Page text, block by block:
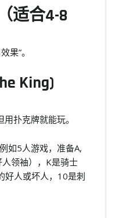
适合4-8
果”。
King)
扑克牌就能玩。
如5人游戏，准备A,
领袖），K是骑士
好人或坏人，10是刺